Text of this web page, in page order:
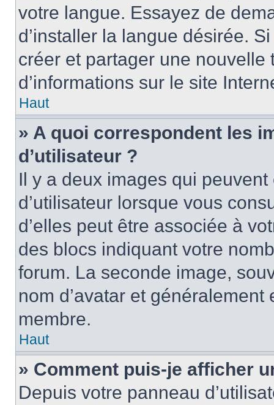
votre langue. Essayez de
d’installer la langue désirée.
créer et partager une
d’informations sur le site
Haut
» A quoi correspondent les
d’utilisateur ?
Il y a deux images qui
d’utilisateur lorsque vous
d’elles peut être associée à
des blocs indiquant votre
forum. La seconde image,
nom d’avatar et
membre.
Haut
» Comment puis-je afficher
Depuis votre panneau